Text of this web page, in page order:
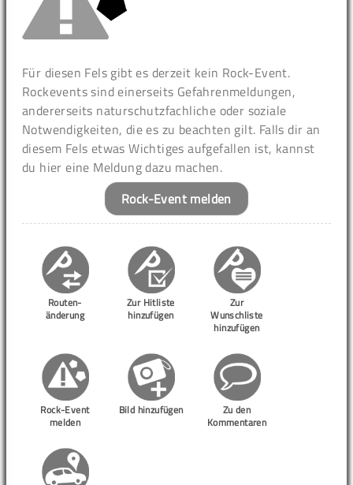
Für diesen Fels gibt es derzeit kein Rock-Event.
Rockevents sind einerseits Gefahrenmeldungen,
andererseits naturschutzfachliche oder soziale
Notwendigkeiten, die es zu beachten gilt. Falls dir an
diesem Fels etwas Wichtiges aufgefallen ist, kannst
du hier eine Meldung dazu machen.
Rock-Event melden
Routen-
änderung
Zur Hitliste
hinzufügen
Zur
Wunschliste
hinzufügen
Rock-Event
melden
Bild hinzufügen
Zu den
Kommentaren